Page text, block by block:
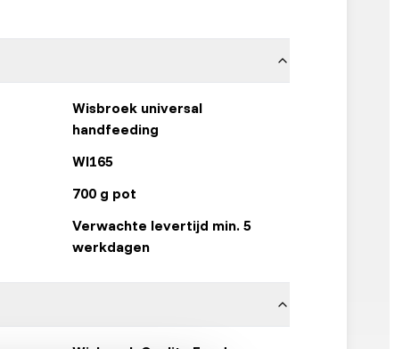
Wisbroek universal
handfeeding
WI165
700 g pot
Verwachte levertijd min. 5
werkdagen